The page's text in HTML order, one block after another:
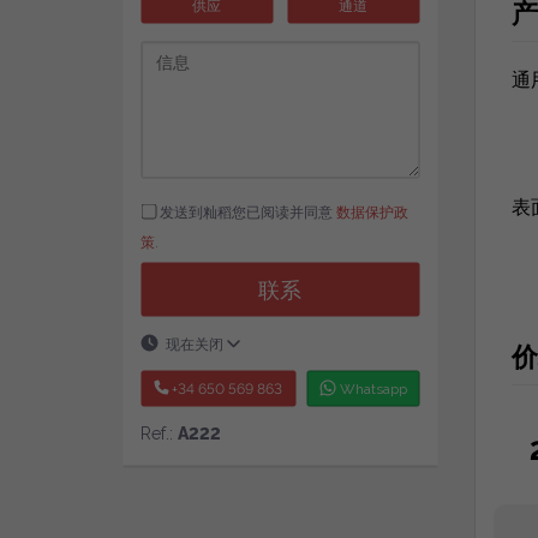
通
表
供应 通道
发送到籼稻您已阅读并同意 数据保护政
策
联系
现在关闭
+34 650 569 863 Whatsapp
Ref.: A222